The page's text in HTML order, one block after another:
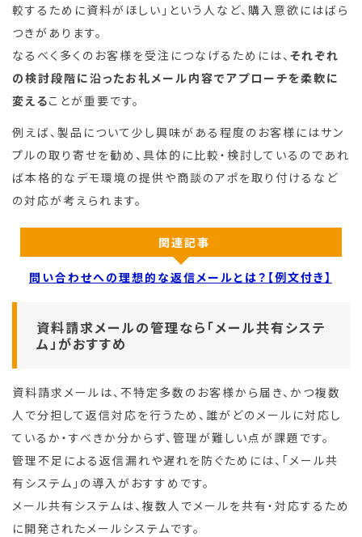
較するために資料がほしい」という人など、購入意欲にはばら
つきがあります。
なるべく多くのお客様を受注につなげるためには、 それぞれ
の検討段階に沿ったお礼メール内容でアプローチを柔軟に
変えることが重要です。
例えば、製品について少し興味がある程度のお客様にはサン
プルの取り寄せを勧め、具体的に比較・検討しているのであれ
ば本格的なデモ環境の提供や商談のアポを取り付けるなど
の対応が考えられます。
関連記事
問い合わせへの理想的な返信メールとは？【例文付き】
資料請求メールの管理なら「メール共有システ
ム」がおすすめ
資料請求メールは、不特定多数のお客様から届き、かつ複数
人で分担して返信対応を行うため、誰がどのメールに対応し
ているか・すべきか分からず、管理が難しい点が課題です。
管理不足による返信漏れや遅れを防ぐためには、「メール共
有システム」の導入がおすすめです。
メール共有システムは、複数人でメールを共有・対応するため
に開発されたメールシステムです。